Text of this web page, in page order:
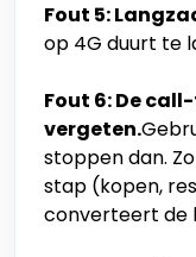
Fout 5:
op 4G duurt te
Fout 6: De
vergeten.
stoppen dan.
stap (kopen,
converteert de